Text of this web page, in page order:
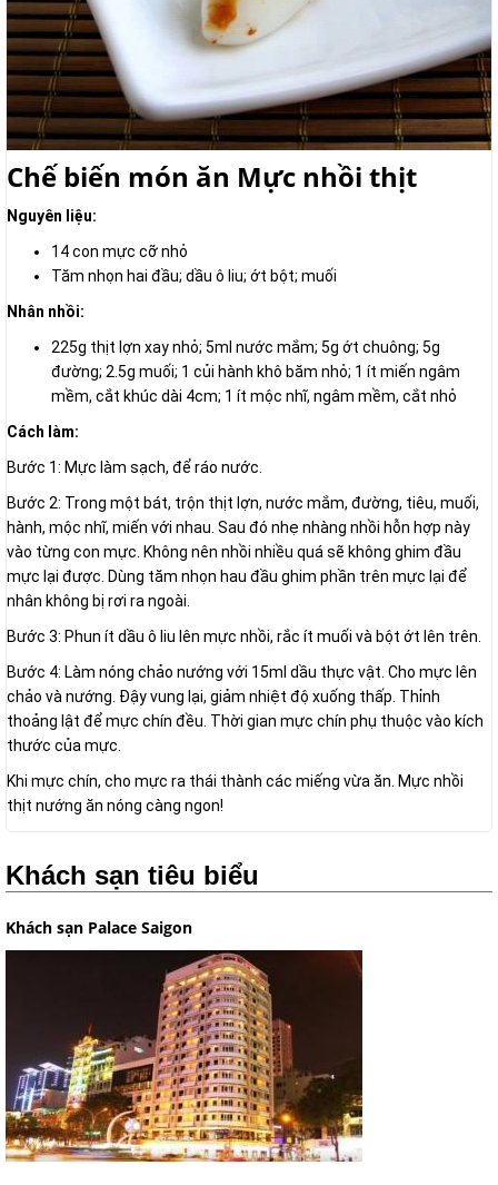
Chế biến món ăn Mực nhồi thịt
Nguyên liệu:
14 con mực cỡ nhỏ
Tăm nhọn hai đầu; dầu ô liu; ớt bột; muối
Nhân nhồi:
225g thịt lợn xay nhỏ; 5ml nước mắm; 5g ớt chuông; 5g
đường; 2.5g muối; 1 củi hành khô băm nhỏ; 1 ít miến ngâm
mềm, cắt khúc dài 4cm; 1 ít mộc nhĩ, ngâm mềm, cắt nhỏ
Cách làm:
Bước 1: Mực làm sạch, để ráo nước.
Bước 2: Trong một bát, trộn thịt lợn, nước mắm, đường, tiêu, muối,
hành, mộc nhĩ, miến với nhau. Sau đó nhẹ nhàng nhồi hỗn hợp này
vào từng con mực. Không nên nhồi nhiều quá sẽ không ghim đầu
mực lại được. Dùng tăm nhọn hau đầu ghim phần trên mực lại để
nhân không bị rơi ra ngoài.
Bước 3: Phun ít dầu ô liu lên mực nhồi, rắc ít muối và bột ớt lên trên.
Bước 4: Làm nóng chảo nướng với 15ml dầu thực vật. Cho mực lên
chảo và nướng. Đậy vung lại, giảm nhiệt độ xuống thấp. Thỉnh
thoảng lật để mực chín đều. Thời gian mực chín phụ thuộc vào kích
thước của mực.
Khi mực chín, cho mực ra thái thành các miếng vừa ăn. Mực nhồi
thịt nướng ăn nóng càng ngon!
Khách sạn tiêu biểu
Khách sạn Palace Saigon